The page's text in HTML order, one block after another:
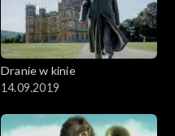
Dranie w kinie
14.09.2019